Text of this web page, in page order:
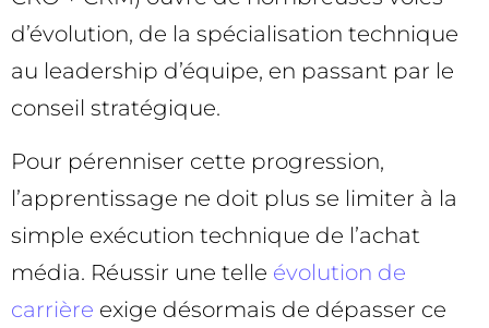
d’évolution, de la spécialisation technique
au leadership d’équipe, en passant par le
conseil stratégique.
Pour pérenniser cette progression,
l’apprentissage ne doit plus se limiter à la
simple exécution technique de l’achat
média. Réussir une telle évolution de
carrière exige désormais de dépasser ce